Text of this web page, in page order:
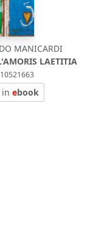
MANICARDI
LAETITIA
in ebook